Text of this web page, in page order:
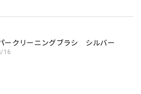
ークリーニングブラシ シルバー
16